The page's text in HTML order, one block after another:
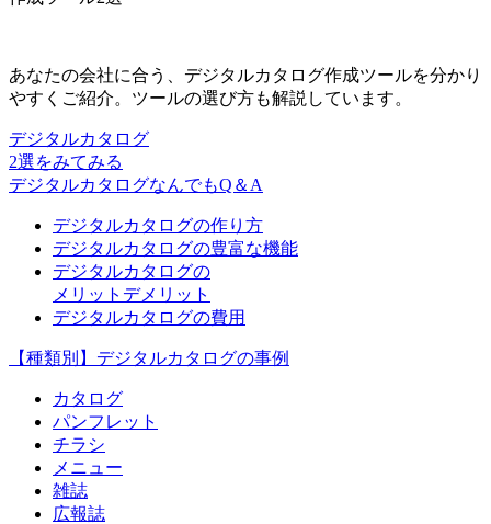
あなたの会社に合う、デジタルカタログ作成ツールを分かり
やすくご紹介。ツールの選び方も解説しています。
デジタルカタログ
2選をみてみる
デジタルカタログなんでもQ＆A
デジタルカタログの作り方
デジタルカタログの豊富な機能
デジタルカタログの
メリットデメリット
デジタルカタログの費用
【種類別】デジタルカタログの事例
カタログ
パンフレット
チラシ
メニュー
雑誌
広報誌